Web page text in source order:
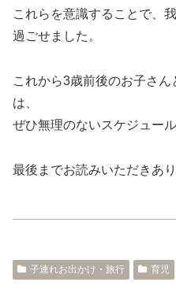
これらを意識することで、
過ごせました。
これから3歳前後のお子さ
は、
ぜひ無理のないスケジュー
最後までお読みいただきあ
子連れお出かけ・旅行 育児